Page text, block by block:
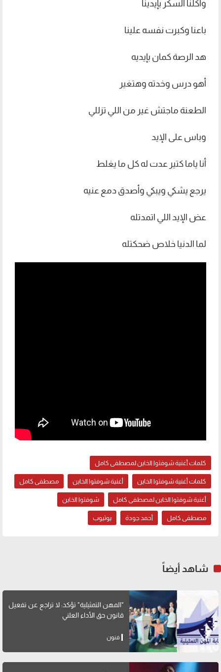
وأكلنا السكر بإيدينا
باعنا وكبرت نفسه علينا
هد الرصة كمان بإيديه
أهو درس وخدته وهتغير
الطعنة ماجتش غير من اللي تزللي
وباس على الإيد
أنا ياما كتير عدت له كل ما يغلط
يرجع يشكي ويبكي وأصدق دمع عنيه
عض الإيد اللي اتمدتله
لما الدنيا خلاص ضحكتله
كلمات أغنية شوفتوا الخاين لمصطفى كامل
كلمات أغنية شوفتوا الخاين أغنية شوفتوا الخاين مصطفى كامل
أغنية شوفتوا الخاين لمصطفى كامل شوفتوا الخاين
مصطفى كامل أحمد جودة يوتيوب
شاهد أيضاً
"المهن التمثيلية" تؤكد: لا تراجع عن تفعيل
قانون حق الأداء العلني
فنون